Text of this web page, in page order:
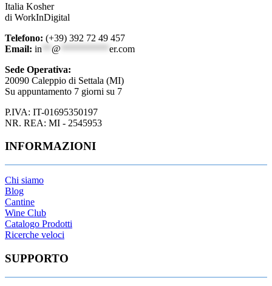
Italia Kosher
di WorkInDigital
Telefono: (+39) 392 72 49 457
Email: in @
er.com
Sede Operativa:
20090 Caleppio di Settala (MI)
Su appuntamento 7 giorni su 7
P.IVA: IT-01695350197
NR. REA: MI - 2545953
INFORMAZIONI
Chi siamo
Blog
Cantine
Wine Club
Catalogo Prodotti
Ricerche veloci
SUPPORTO